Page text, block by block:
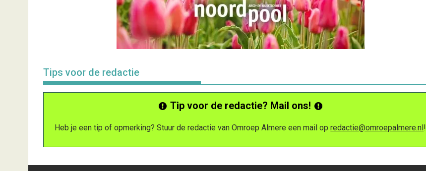
Tips voor de redactie
Tip voor de redactie? Mail ons!
Heb je een tip of opmerking? Stuur de redactie van Omroep Almere een mail opredactie@omroepalmere.nl!